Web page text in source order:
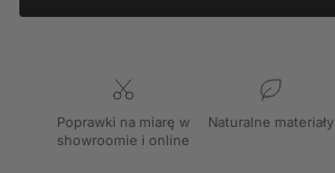
Poprawki na miarę w
showroomie i online
Naturalne materiały